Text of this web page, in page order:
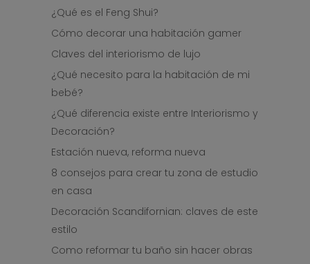
¿Qué es el Feng Shui?
Cómo decorar una habitación gamer
Claves del interiorismo de lujo
¿Qué necesito para la habitación de mi
bebé?
¿Qué diferencia existe entre Interiorismo y
Decoración?
Estación nueva, reforma nueva
8 consejos para crear tu zona de estudio
en casa
Decoración Scandifornian: claves de este
estilo
Como reformar tu baño sin hacer obras